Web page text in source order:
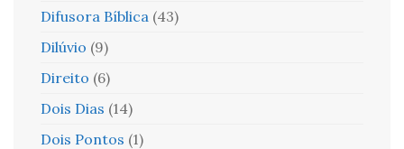
Difusora Bíblica (43)
Dilúvio (9)
Direito (6)
Dois Dias (14)
Dois Pontos (1)